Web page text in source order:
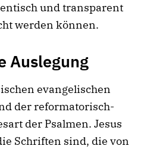
und transparent
werden können.
Auslegung
evangelischen
der reformatorisch-
der Psalmen. Jesus
Schriften sind, die von